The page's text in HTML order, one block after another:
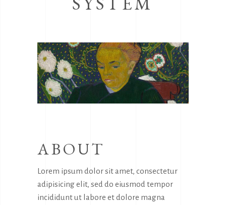
ABOUT
Lorem ipsum dolor sit amet, consectetur
adipisicing elit, sed do eiusmod tempor
incididunt ut labore et dolore magna